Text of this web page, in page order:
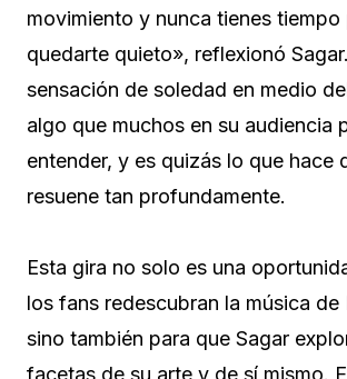
movimiento y nunca tienes tiempo
quedarte quieto», reflexionó
sensación de soledad en medio
algo que muchos en su audiencia
entender, y es quizás lo que hace
resuene tan profundamente.
Esta gira no solo es una
los fans redescubran la música de
sino también para que Sagar
facetas de su arte y de sí mismo.